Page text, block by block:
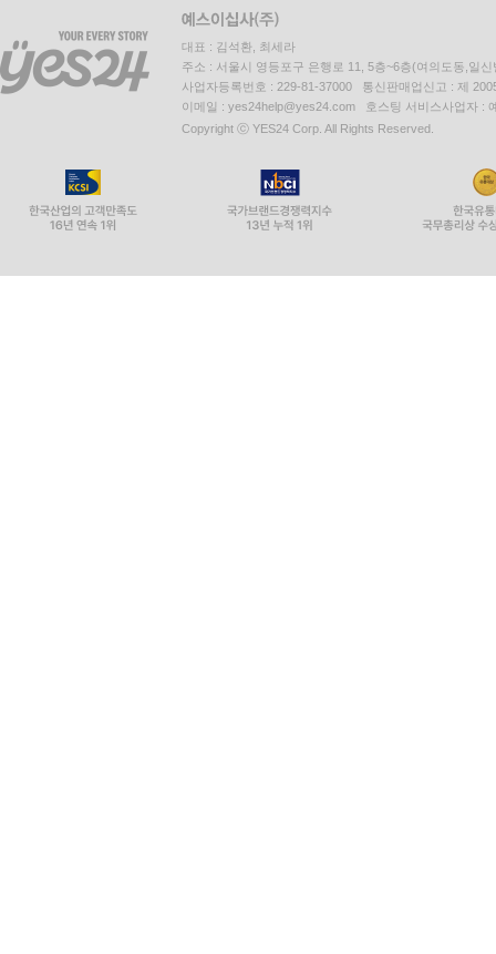
대표 : 김석환, 최세라
주소 : 서울시 영등포구 은행로 11, 5층~6층(여의도동,일신
사업자등록번호 : 229-81-37000 통신판매업신고 : 제
이메일 : yes24help@yes24.com 호스팅 서비스사업자 :
Copyright ⓒ YES24 Corp. All Rights Reserved.